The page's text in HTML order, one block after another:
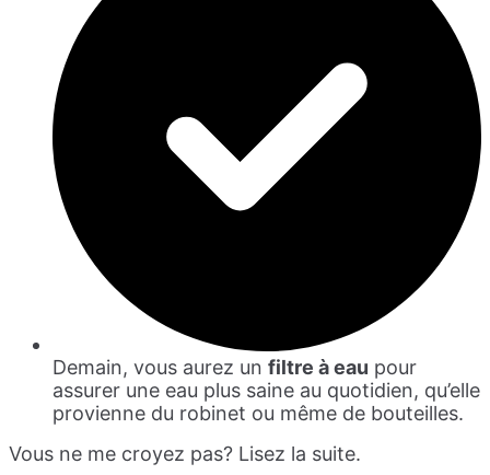
Demain, vous aurez un filtre à eau pour
assurer une eau plus saine au quotidien, qu’elle
provienne du robinet ou même de bouteilles.
Vous ne me croyez pas? Lisez la suite.